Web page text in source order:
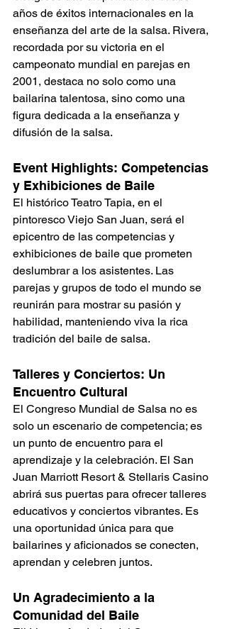
años de éxitos internacionales en la
enseñanza del arte de la salsa. Rivera,
recordada por su victoria en el
campeonato mundial en parejas en
2001, destaca no solo como una
bailarina talentosa, sino como una
figura dedicada a la enseñanza y
difusión de la salsa.
Event Highlights: Competencias
y Exhibiciones de Baile
El histórico Teatro Tapia, en el
pintoresco Viejo San Juan, será el
epicentro de las competencias y
exhibiciones de baile que prometen
deslumbrar a los asistentes. Las
parejas y grupos de todo el mundo se
reunirán para mostrar su pasión y
habilidad, manteniendo viva la rica
tradición del baile de salsa.
Talleres y Conciertos: Un
Encuentro Cultural
El Congreso Mundial de Salsa no es
solo un escenario de competencia; es
un punto de encuentro para el
aprendizaje y la celebración. El San
Juan Marriott Resort & Stellaris Casino
abrirá sus puertas para ofrecer talleres
educativos y conciertos vibrantes. Es
una oportunidad única para que
bailarines y aficionados se conecten,
aprendan y celebren juntos.
Un Agradecimiento a la
Comunidad del Baile